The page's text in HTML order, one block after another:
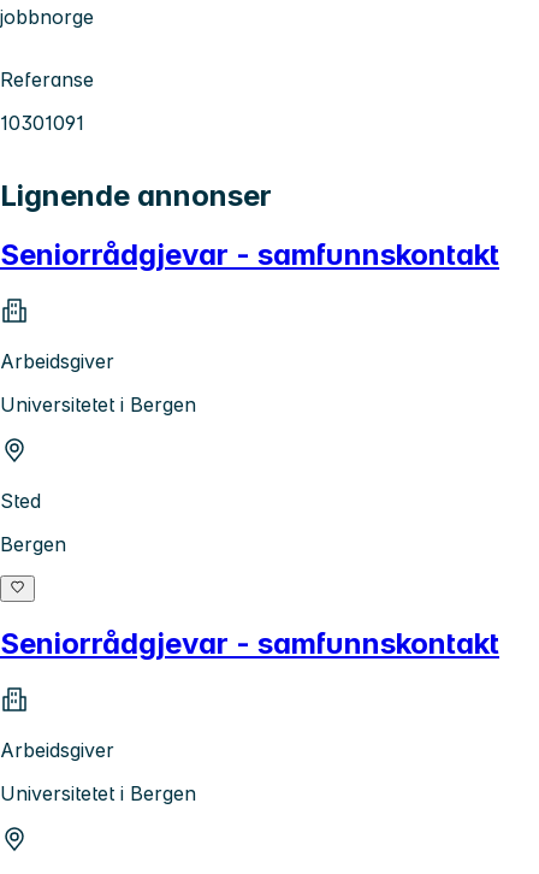
jobbnorge
Referanse
10301091
Lignende annonser
Seniorrådgjevar - samfunnskontakt
Arbeidsgiver
Universitetet i Bergen
Sted
Bergen
Seniorrådgjevar - samfunnskontakt
Arbeidsgiver
Universitetet i Bergen